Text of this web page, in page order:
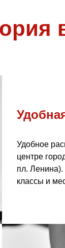
Удобное
центре
пл.
классы и